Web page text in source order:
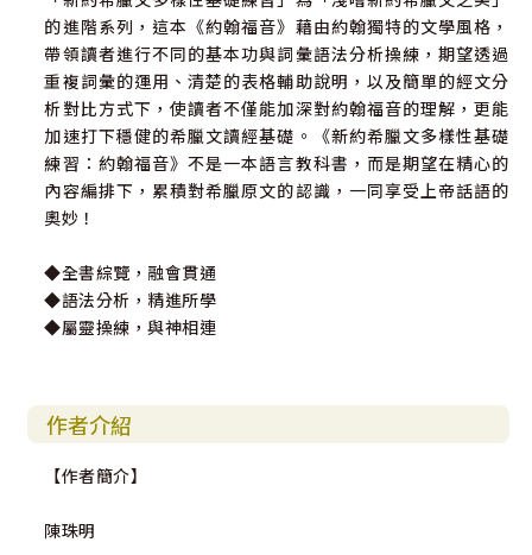
的進階系列，這本《約翰福音》藉由約翰獨特的文學風格，
帶領讀者進行不同的基本功與詞彙語法分析操練，期望透過
重複詞彙的運用、清楚的表格輔助說明，以及簡單的經文分
析對比方式下，使讀者不僅能加深對約翰福音的理解，更能
加速打下穩健的希臘文讀經基礎。《新約希臘文多樣性基礎
練習：約翰福音》不是一本語言教科書，而是期望在精心的
內容編排下，累積對希臘原文的認識，一同享受上帝話語的
奧妙！
◆全書綜覽，融會貫通
◆語法分析，精進所學
◆屬靈操練，與神相連
作者介紹
【作者簡介】
陳珠明